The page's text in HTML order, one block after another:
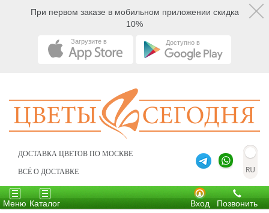
При первом заказе в мобильном приложении скидка
10%
Загрузите в Доступно в
ДОСТАВКА ЦВЕТОВ ПО МОСКВЕ
ВСЁ О ДОСТАВКЕ
Toggle
navigation
Меню
Toggle
navigation
Каталог Позвонить
Вход